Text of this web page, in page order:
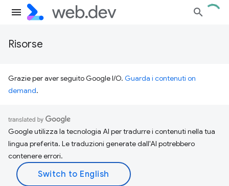
Risorse
Grazie per aver seguito Google I/O. Guarda i contenuti on
demand.
Google utilizza la tecnologia AI per tradurre i contenuti nella tua
lingua preferita. Le traduzioni generate dall'AI potrebbero
contenere errori.